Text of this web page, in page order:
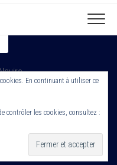
droit Réservé. Edité par
En continuant à utiliser ce
contrôler les cookies, consultez :